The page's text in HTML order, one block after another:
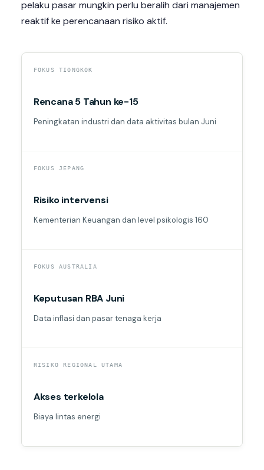
pelaku pasar mungkin perlu beralih dari manajemen
reaktif ke perencanaan risiko aktif.
FOKUS TIONGKOK
Rencana 5 Tahun ke-15
Peningkatan industri dan data aktivitas bulan Juni
FOKUS JEPANG
Risiko intervensi
Kementerian Keuangan dan level psikologis 160
FOKUS AUSTRALIA
Keputusan RBA Juni
Data inflasi dan pasar tenaga kerja
RISIKO REGIONAL UTAMA
Akses terkelola
Biaya lintas energi